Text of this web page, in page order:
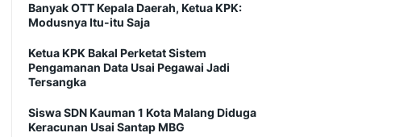
Banyak OTT Kepala Daerah, Ketua KPK:
Modusnya Itu-itu Saja
Ketua KPK Bakal Perketat Sistem
Pengamanan Data Usai Pegawai Jadi
Tersangka
Siswa SDN Kauman 1 Kota Malang Diduga
Keracunan Usai Santap MBG